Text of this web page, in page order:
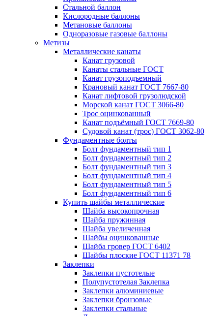
Стальной баллон
Кислородные баллоны
Метановые баллоны
Одноразовые газовые баллоны
Метизы
Металлические канаты
Канат грузовой
Канаты стальные ГОСТ
Канат грузоподъемный
Крановый канат ГОСТ 7667-80
Канат лифтовой грузолюдской
Морской канат ГОСТ 3066-80
Трос оцинкованный
Канат подъёмный ГОСТ 7669-80
Судовой канат (трос) ГОСТ 3062-80
Фундаментные болты
Болт фундаментный тип 1
Болт фундаментный тип 2
Болт фундаментный тип 3
Болт фундаментный тип 4
Болт фундаментный тип 5
Болт фундаментный тип 6
Купить шайбы металлические
Шайба высокопрочная
Шайба пружинная
Шайба увеличенная
Шайбы оцинкованные
Шайба гровер ГОСТ 6402
Шайбы плоские ГОСТ 11371 78
Заклепки
Заклепки пустотелые
Полупустотелая Заклепка
Заклепки алюминиевые
Заклепки бронзовые
Заклепки стальные